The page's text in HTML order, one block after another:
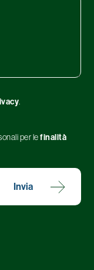
.
per lefinalità
Invia